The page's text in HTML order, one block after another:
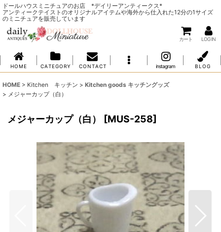
ドールハウスミニチュアのお店 *デイリーアンティークス*
アンティークテイストのオリジナルアイテムや海外から仕入れた12分の1サイズ
のミニチュアを販売しています
カート LOG IN
H O M E C A T E G O R Y C O N T A C T instagram B L O G
HOME > Kitchen キッチン > Kitchen goods キッチングッズ
> メジャーカップ（白）
メジャーカップ（白） [MUS-258]